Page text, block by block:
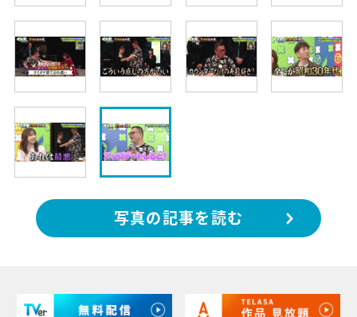
写真の記事を読む